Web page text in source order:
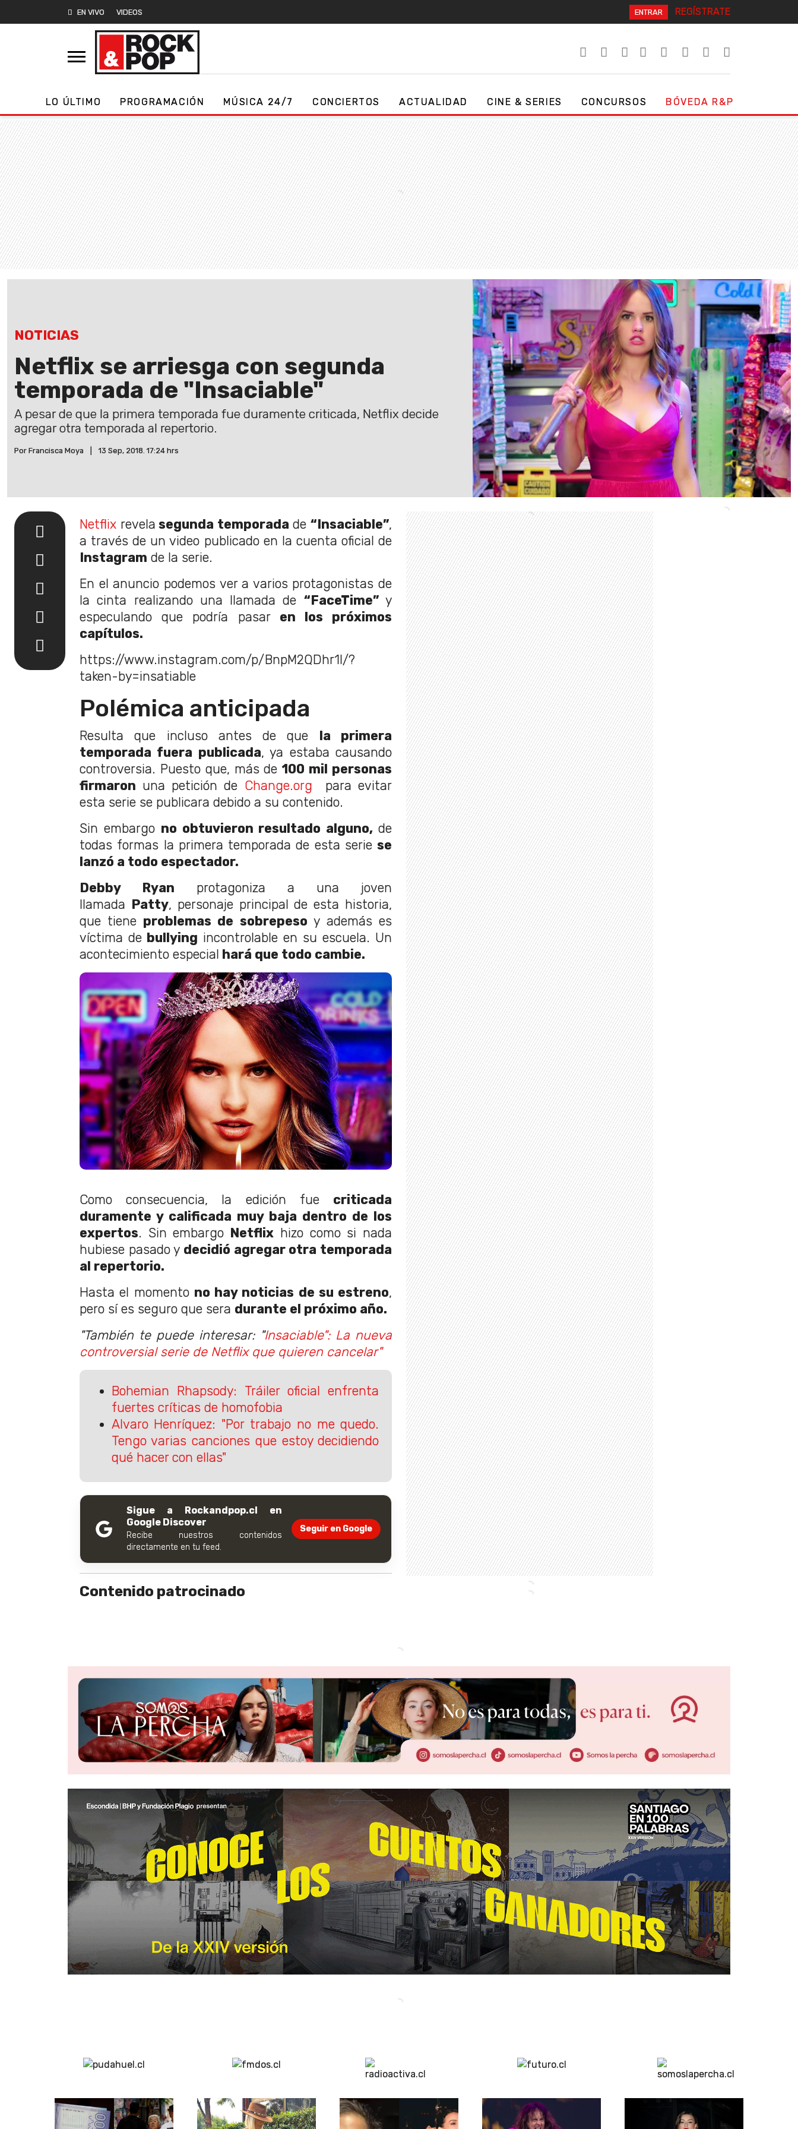
EN VIVO VIDEOS ENTRAR REGÍSTRATE
LO ÚLTIMO PROGRAMACIÓN MÚSICA 24/7 CONCIERTOS ACTUALIDAD CINE & SERIES CONCURSOS BÓVEDA R&P
NOTICIAS
Netflix se arriesga con segunda
temporada de "Insaciable"
A pesar de que la primera temporada fue duramente criticada, Netflix decide
agregar otra temporada al repertorio.
Por Francisca Moya 13 Sep, 2018. 17:24 hrs
Netflix revela segunda temporada de“Insaciable”,
a través de un video publicado en la cuenta oficial de
Instagram de la serie.
En el anuncio podemos ver a varios protagonistas de
la cinta realizando una llamada de “FaceTime”y
especulando que podría pasar en los próximos
capítulos.
https://www.instagram.com/p/BnpM2QDhr1l/?
taken-by=insatiable
Polémica anticipada
Resulta que incluso antes de que
la primera
temporada fuera publicada, ya estaba causando
controversia. Puesto que, más de100 mil personas
firmaron una petición de Change.org para evitar
esta serie se publicara debido a su contenido.
Sin embargo no obtuvieron resultado alguno,de
todas formas la primera temporada de esta serie se
lanzó a todo espectador.
Debby Ryan protagoniza a una joven
llamada
Patty, personaje principal de esta historia,
que tiene problemas de sobrepeso y además es
víctima de bullying incontrolable en su escuela. Un
acontecimiento especial hará que todo cambie.
Como consecuencia, la edición fue criticada
duramente y calificada muy baja dentro de los
expertos. Sin embargo Netflix hizo como si nada
hubiese pasado y decidió agregar otra temporada
al repertorio.
Hasta el momento no hay noticias de su estreno,
pero sí es seguro que sera durante el próximo año.
"También te puede interesar: "Insaciable": La nueva
controversial serie de Netflix que quieren cancelar"
Bohemian Rhapsody: Tráiler oficial enfrenta
fuertes críticas de homofobia
Alvaro Henríquez: "Por trabajo no me quedo.
Tengo varias canciones que estoy decidiendo
qué hacer con ellas"
Sigue a Rockandpop.cl en
Google Discover
Recibe nuestros contenidos
directamente en tu feed.
Seguir en Google
Contenido patrocinado